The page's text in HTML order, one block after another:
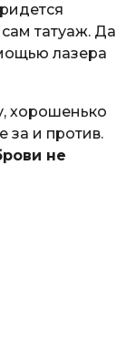
сам татуаж. Да
лазера
хорошенько
за и против.
не